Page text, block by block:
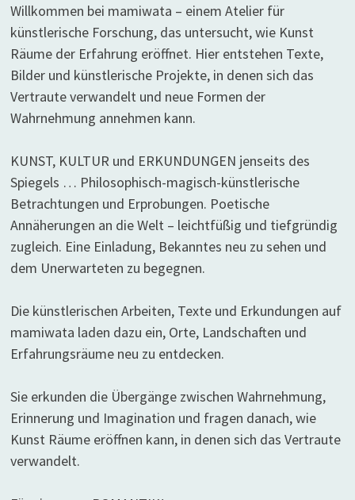
Willkommen bei mamiwata – einem Atelier für
künstlerische Forschung, das untersucht, wie Kunst
Räume der Erfahrung eröffnet. Hier entstehen Texte,
Bilder und künstlerische Projekte, in denen sich das
Vertraute verwandelt und neue Formen der
Wahrnehmung annehmen kann.
KUNST, KULTUR und ERKUNDUNGEN jenseits des
Spiegels … Philosophisch-magisch-künstlerische
Betrachtungen und Erprobungen. Poetische
Annäherungen an die Welt – leichtfüßig und tiefgründig
zugleich. Eine Einladung, Bekanntes neu zu sehen und
dem Unerwarteten zu begegnen.
Die künstlerischen Arbeiten, Texte und Erkundungen auf
mamiwata laden dazu ein, Orte, Landschaften und
Erfahrungsräume neu zu entdecken.
Sie erkunden die Übergänge zwischen Wahrnehmung,
Erinnerung und Imagination und fragen danach, wie
Kunst Räume eröffnen kann, in denen sich das Vertraute
verwandelt.